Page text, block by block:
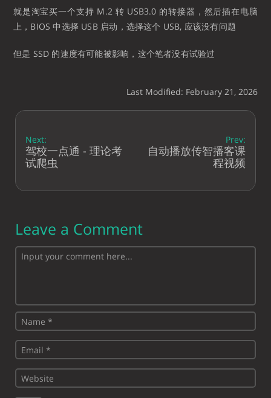
就是淘宝买一个支持 M.2 转 USB3.0 的转接器，然后插在电脑
上，BIOS 中选择 USB 启动，选择这个 USB, 应该没有问题
但是 SSD 的速度有可能被影响，这个笔者没有试验过
Last Modified: February 21, 2026
Next:
驾校一点通 - 理论考
试爬虫
Prev:
自动播放传智播客课
程视频
Leave a Comment